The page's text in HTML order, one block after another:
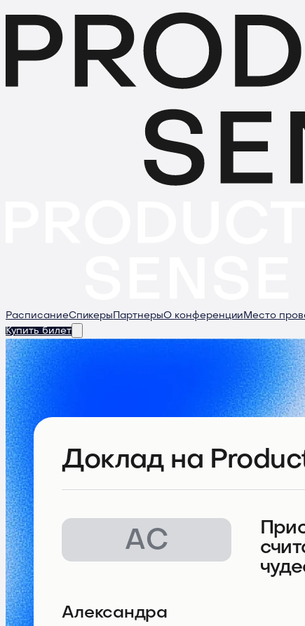
РасписаниеСпикеры ПартнерыО конференции Место
Купить билет
Доклад на
АС
Александра